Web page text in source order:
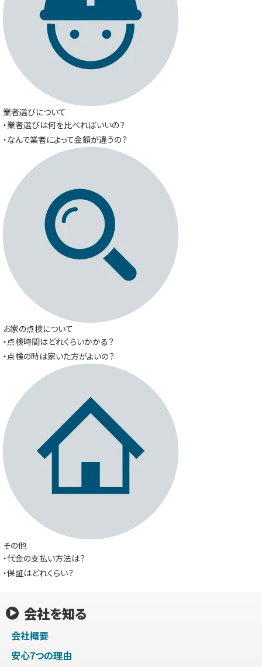
業者選びについて
・業者選びは何を比べればいいの？
・なんで業者によって金額が違うの？
お家の点検について
・点検時間はどれくらいかかる？
・点検の時は家いた方がよいの？
その他
・代金の支払い方法は？
・保証はどれくらい？
会社を知る
会社概要
安心7つの理由